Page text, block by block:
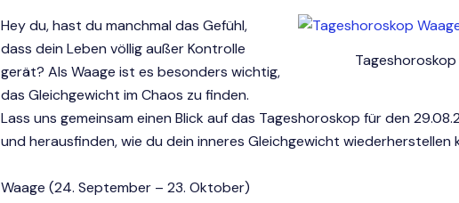
Tageshoroskop
Hey du, hast du manchmal das Gefühl,
dass dein Leben völlig außer Kontrolle
gerät? Als Waage ist es besonders wichtig,
das Gleichgewicht im Chaos zu finden.
Lass uns gemeinsam einen Blick auf das Tageshoroskop für den
und herausfinden, wie du dein inneres Gleichgewicht wiederherstellen
Waage (24. September – 23. Oktober)